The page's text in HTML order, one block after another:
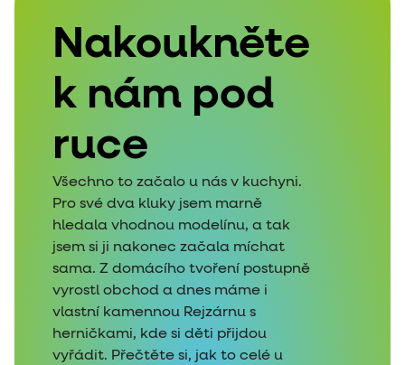
Nakoukněte
k nám pod
ruce
Všechno to začalo u nás v kuchyni.
Pro své dva kluky jsem marně
hledala vhodnou modelínu, a tak
jsem si ji nakonec začala míchat
sama. Z domácího tvoření postupně
vyrostl obchod a dnes máme i
vlastní kamennou Rejzárnu s
herničkami, kde si děti přijdou
vyřádit. Přečtěte si, jak to celé u